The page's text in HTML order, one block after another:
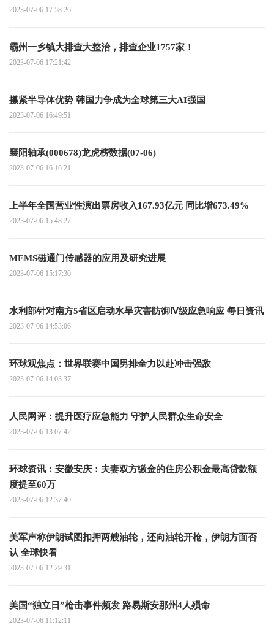
2023-07-06 17:58:26
霸州一乡镇大排查大整治，排查企业1757家！
2023-07-06 17:21:42
攥紧半导体优势 韩国力争成为全球第三大AI强国
2023-07-06 16:49:51
襄阳轴承(000678)龙虎榜数据(07-06)
2023-07-06 16:16:21
上半年全国营业性演出票房收入167.93亿元 同比增673.49%
2023-07-06 15:48:27
MEMS磁通门传感器的应用及研究进展
2023-07-06 15:17:30
水利部针对南方5省区启动水旱灾害防御Ⅳ级应急响应 每日资讯
2023-07-06 14:53:06
环球观焦点：世界联赛中国男排全力以赴冲击强敌
2023-07-06 14:03:37
人民网评：提升医疗应急能力 守护人民群众生命安全
2023-07-06 13:07:42
环球资讯：安徽安庆：夫妻双方缴金的住房公积金最高贷款额
度提至60万
2023-07-06 12:37:40
美军声称伊朗试图扣押两艘油轮，还向油轮开枪，伊朗方面否
认 全球快看
2023-07-06 12:29:31
美国“独立日”枪击事件频发 路易斯安那州4人殒命
2023-07-06 11:12:11